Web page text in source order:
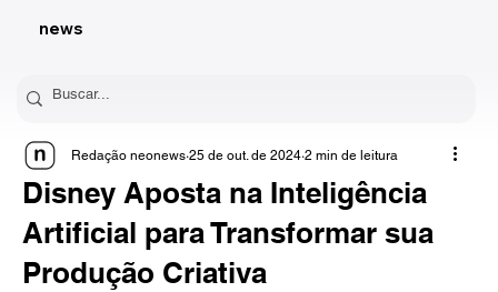
news
Disney Aposta na Inteligência
Artificial para Transformar sua
Produção Criativa
Redação neonews 25 de out. de 2024 2 min de leitura